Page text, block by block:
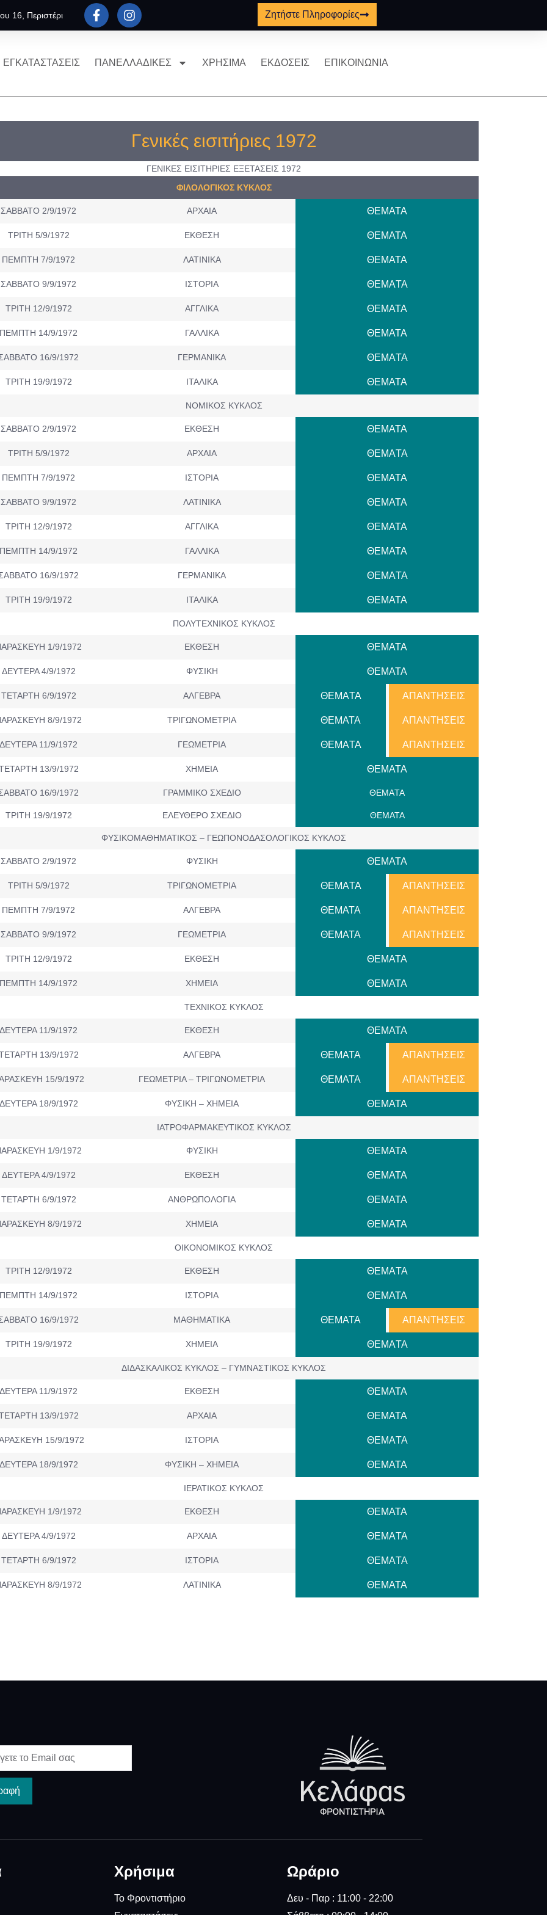
16, Περιστέρι Ζητήστε Πληροφορίες
ΕΓΚΑΤΑΣΤΑΣΕΙΣ ΠΑΝΕΛΛΑΔΙΚΕΣ ΧΡΗΣΙΜΑ ΕΚΔΟΣΕΙΣ ΕΠΙΚΟΙΝΩΝΙΑ
Γενικές εισιτήριες 1972
ΦΙΛΟΛΟΓΙΚΟΣ ΚΥΚΛΟΣ
ΓΕΝΙΚΕΣ ΕΙΣΙΤΗΡΙΕΣ ΕΞΕΤΑΣΕΙΣ 1972
ΣΑΒΒΑΤΟ 2/9/1972 ΑΡΧΑΙΑ ΘΕΜΑΤΑ
ΤΡΙΤΗ 5/9/1972 ΕΚΘΕΣΗ ΘΕΜΑΤΑ
ΠΕΜΠΤΗ 7/9/1972 ΛΑΤΙΝΙΚΑ ΘΕΜΑΤΑ
ΣΑΒΒΑΤΟ 9/9/1972 ΙΣΤΟΡΙΑ ΘΕΜAΤΑ
ΤΡΙΤΗ 12/9/1972 ΑΓΓΛΙΚΑ ΘΕΜΑΤΑ
ΠΕΜΠΤΗ 14/9/1972 ΓΑΛΛΙΚΑ ΘΕΜΑΤΑ
16/9/1972 ΓΕΡΜΑΝΙΚΑ ΘΕΜAΤΑ
ΤΡΙΤΗ 19/9/1972 ΙΤΑΛΙΚΑ ΘΕΜΑΤΑ
ΝΟΜΙΚΟΣ ΚΥΚΛΟΣ
ΣΑΒΒΑΤΟ 2/9/1972 ΕΚΘΕΣΗ ΘΕΜΑΤΑ
ΤΡΙΤΗ 5/9/1972 ΑΡΧΑΙΑ ΘΕΜAΤΑ
ΠΕΜΠΤΗ 7/9/1972 ΙΣΤΟΡΙΑ ΘΕΜΑΤΑ
ΣΑΒΒΑΤΟ 9/9/1972 ΛΑΤΙΝΙΚΑ ΘΕΜΑΤΑ
ΤΡΙΤΗ 12/9/1972 ΑΓΓΛΙΚΑ ΘΕΜΑΤΑ
ΠΕΜΠΤΗ 14/9/1972 ΓΑΛΛΙΚΑ ΘΕΜΑΤΑ
16/9/1972 ΓΕΡΜΑΝΙΚΑ ΘΕΜAΤΑ
ΤΡΙΤΗ 19/9/1972 ΙΤΑΛΙΚΑ ΘΕΜΑΤΑ
ΠΟΛΥΤΕΧΝΙΚΟΣ ΚΥΚΛΟΣ
1/9/1972 ΕΚΘΕΣΗ ΘΕΜΑΤΑ
ΔΕΥΤΕΡΑ 4/9/1972 ΦΥΣΙΚΗ ΘΕΜΑΤΑ
ΤΕΤΑΡΤΗ 6/9/1972 ΑΛΓΕΒΡΑ ΘΕΜAΤΑ ΑΠΑΝΤΗΣΕΙΣ
8/9/1972 ΤΡΙΓΩΝΟΜΕΤΡΙΑ ΘΕΜΑΤΑ ΑΠΑΝΤΗΣΕΙΣ
ΔΕΥΤΕΡΑ 11/9/1972 ΓΕΩΜΕΤΡΙΑ ΘΕΜAΤΑ ΑΠΑΝΤΗΣΕΙΣ
13/9/1972 ΧΗΜΕΙΑ ΘΕΜΑΤΑ
16/9/1972 ΓΡΑΜΜΙΚΟ ΣΧΕΔΙΟ ΘΕΜAΤΑ
ΤΡΙΤΗ 19/9/1972 ΕΛΕΥΘΕΡΟ ΣΧΕΔΙΟ ΘΕΜΑΤΑ
ΦΥΣΙΚΟΜΑΘΗΜΑΤΙΚΟΣ – ΓΕΩΠΟΝΟΔΑΣΟΛΟΓΙΚΟΣ ΚΥΚΛΟΣ
ΣΑΒΒΑΤΟ 2/9/1972 ΦΥΣΙΚΗ ΘΕΜΑΤΑ
ΤΡΙΤΗ 5/9/1972 ΤΡΙΓΩΝΟΜΕΤΡΙΑ ΘΕΜAΤΑ ΑΠΑΝΤΗΣΕΙΣ
ΠΕΜΠΤΗ 7/9/1972 ΑΛΓΕΒΡΑ ΘΕΜΑΤΑ ΑΠΑΝΤΗΣΕΙΣ
ΣΑΒΒΑΤΟ 9/9/1972 ΓΕΩΜΕΤΡΙΑ ΘΕΜΑΤΑ ΑΠΑΝΤΗΣΕΙΣ
ΤΡΙΤΗ 12/9/1972 ΕΚΘΕΣΗ ΘΕΜΑΤΑ
ΠΕΜΠΤΗ 14/9/1972 ΧΗΜΕΙΑ ΘΕΜΑΤΑ
ΤΕΧΝΙΚΟΣ ΚΥΚΛΟΣ
ΔΕΥΤΕΡΑ 11/9/1972 ΕΚΘΕΣΗ ΘΕΜΑΤΑ
13/9/1972 ΑΛΓΕΒΡΑ ΘΕΜΑΤΑ ΑΠΑΝΤΗΣΕΙΣ
15/9/1972 ΓΕΩΜΕΤΡΙΑ – ΤΡΙΓΩΝΟΜΕΤΡΙΑ ΘΕΜΑΤΑ ΑΠΑΝΤΗΣΕΙΣ
18/9/1972 ΦΥΣΙΚΗ – ΧΗΜΕΙΑ ΘΕΜΑΤΑ
ΙΑΤΡΟΦΑΡΜΑΚΕΥΤΙΚΟΣ ΚΥΚΛΟΣ
1/9/1972 ΦΥΣΙΚΗ ΘΕΜΑΤΑ
ΔΕΥΤΕΡΑ 4/9/1972 ΕΚΘΕΣΗ ΘΕΜΑΤΑ
ΤΕΤΑΡΤΗ 6/9/1972 ΑΝΘΡΩΠΟΛΟΓΙΑ ΘΕΜΑΤΑ
8/9/1972 ΧΗΜΕΙΑ ΘΕΜΑΤΑ
ΟΙΚΟΝΟΜΙΚΟΣ ΚΥΚΛΟΣ
ΤΡΙΤΗ 12/9/1972 ΕΚΘΕΣΗ ΘΕΜAΤΑ
ΠΕΜΠΤΗ 14/9/1972 ΙΣΤΟΡΙΑ ΘΕΜΑΤΑ
16/9/1972 ΜΑΘΗΜΑΤΙΚΑ ΘΕΜΑΤΑ ΑΠΑΝΤΗΣΕΙΣ
ΤΡΙΤΗ 19/9/1972 ΧΗΜΕΙΑ ΘΕΜAΤΑ
ΔΙΔΑΣΚΑΛΙΚΟΣ ΚΥΚΛΟΣ – ΓΥΜΝΑΣΤΙΚΟΣ ΚΥΚΛΟΣ
ΔΕΥΤΕΡΑ 11/9/1972 ΕΚΘΕΣΗ ΘΕΜΑΤΑ
13/9/1972 ΑΡΧΑΙΑ ΘΕΜΑΤΑ
15/9/1972 ΙΣΤΟΡΙΑ ΘΕΜAΤΑ
18/9/1972 ΦΥΣΙΚΗ – ΧΗΜΕΙΑ ΘΕΜΑΤΑ
ΙΕΡΑΤΙΚΟΣ ΚΥΚΛΟΣ
1/9/1972 ΕΚΘΕΣΗ ΘΕΜΑΤΑ
ΔΕΥΤΕΡΑ 4/9/1972 ΑΡΧΑΙΑ ΘΕΜAΤΑ
ΤΕΤΑΡΤΗ 6/9/1972 ΙΣΤΟΡΙΑ ΘΕΜAΤΑ
8/9/1972 ΛΑΤΙΝΙΚΑ ΘΕΜΑΤΑ
Χρήσιμα
Το Φροντιστήριο
Ωράριο
Δευ - Παρ : 11:00 - 22:00